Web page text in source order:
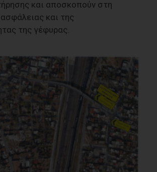
και αποσκοπούν στη
και της
της γέφυρας.